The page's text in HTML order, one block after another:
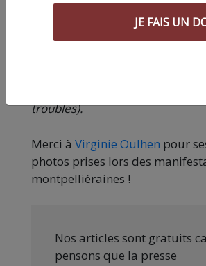
troubles).
Merci à Virginie Oulhen pour
photos prises lors des
montpelliéraines !
Nos articles sont gratuits
pensons que la presse
JE FAIS UN